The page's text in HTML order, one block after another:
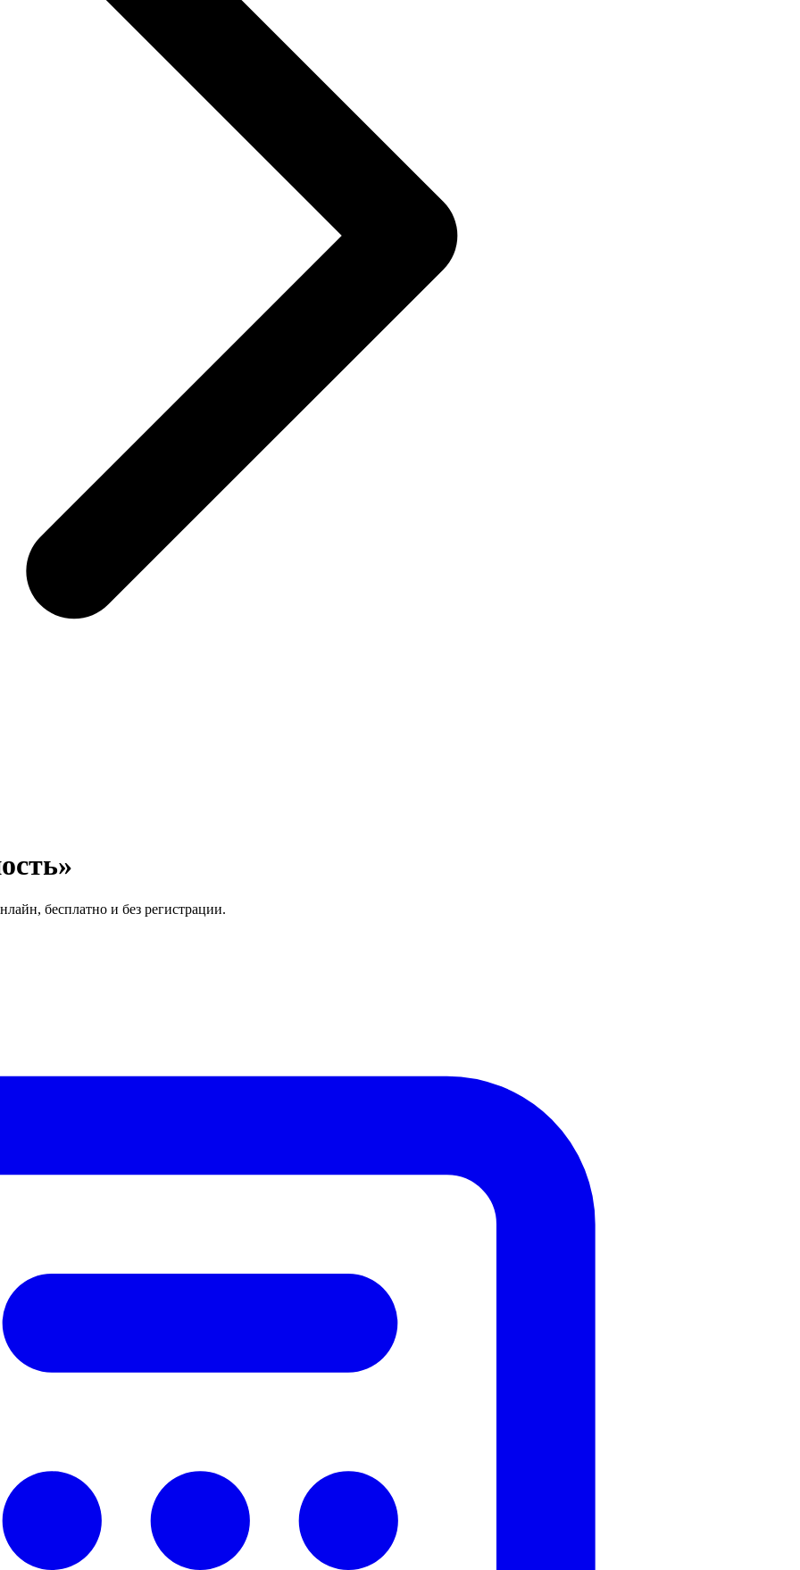
бесплатно и без регистрации.